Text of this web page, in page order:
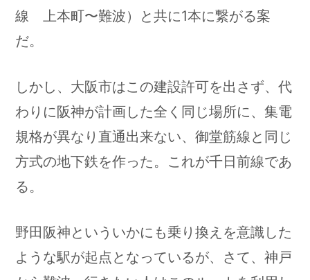
線 上本町〜難波）と共に1本に繋がる案
だ。
しかし、大阪市はこの建設許可を出さず、代
わりに阪神が計画した全く同じ場所に、集電
規格が異なり直通出来ない、御堂筋線と同じ
方式の地下鉄を作った。これが千日前線であ
る。
野田阪神といういかにも乗り換えを意識した
ような駅が起点となっているが、さて、神戸